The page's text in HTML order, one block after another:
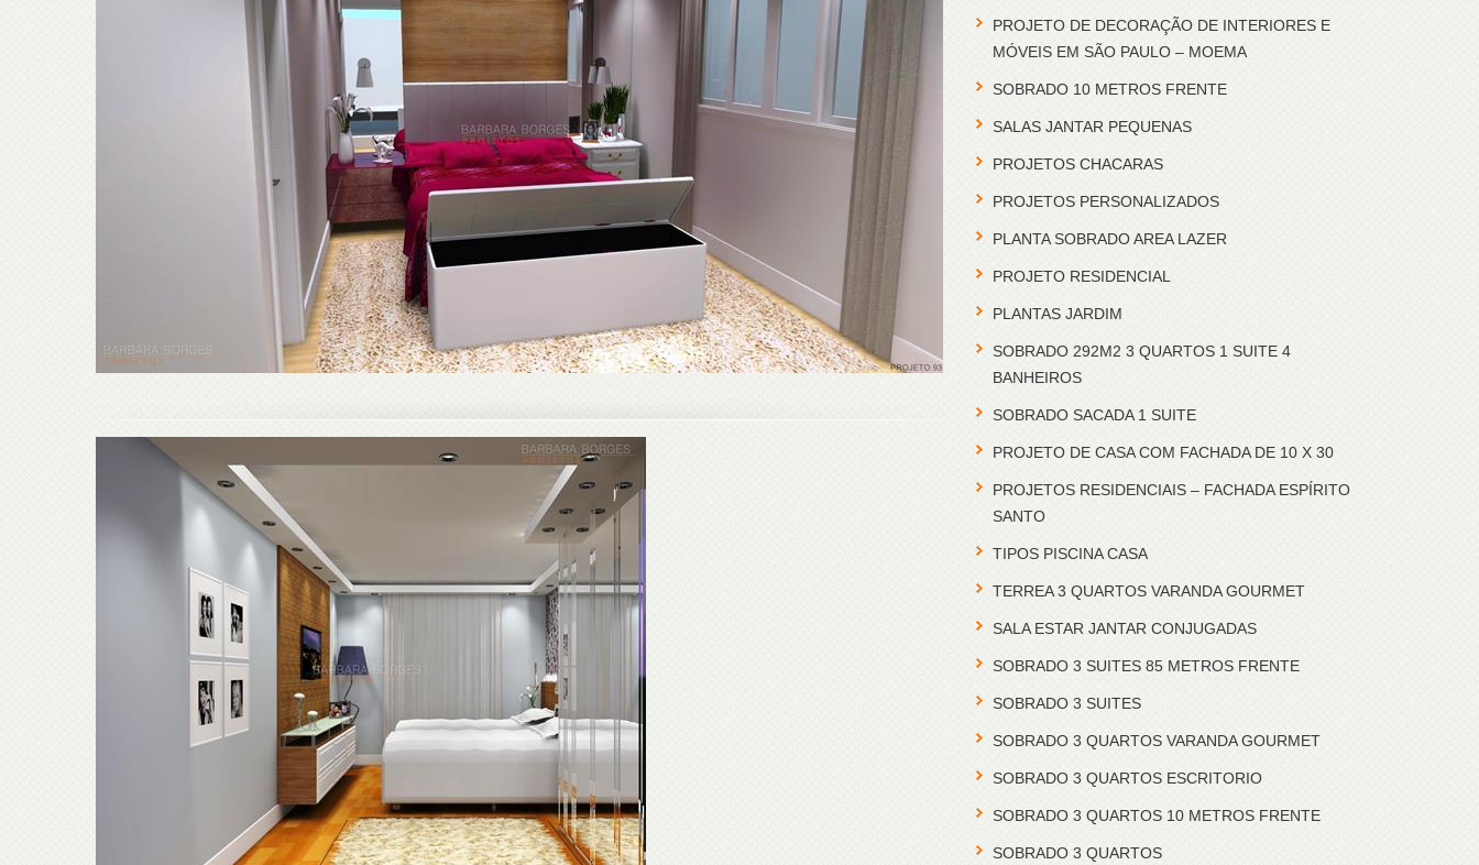
PROJETO DE DECORAÇÃO DE INTERIORES E
MÓVEIS EM SÃO PAULO – MOEMA
SOBRADO 10 METROS FRENTE
SALAS JANTAR PEQUENAS
PROJETOS CHACARAS
PROJETOS PERSONALIZADOS
PLANTA SOBRADO AREA LAZER
PROJETO RESIDENCIAL
PLANTAS JARDIM
SOBRADO 292M2 3 QUARTOS 1 SUITE 4
BANHEIROS
SOBRADO SACADA 1 SUITE
PROJETO DE CASA COM FACHADA DE 10 X 30
PROJETOS RESIDENCIAIS – FACHADA ESPÍRITO
SANTO
TIPOS PISCINA CASA
TERREA 3 QUARTOS VARANDA GOURMET
SALA ESTAR JANTAR CONJUGADAS
SOBRADO 3 SUITES 85 METROS FRENTE
SOBRADO 3 SUITES
SOBRADO 3 QUARTOS VARANDA GOURMET
SOBRADO 3 QUARTOS ESCRITORIO
SOBRADO 3 QUARTOS 10 METROS FRENTE
SOBRADO 3 QUARTOS